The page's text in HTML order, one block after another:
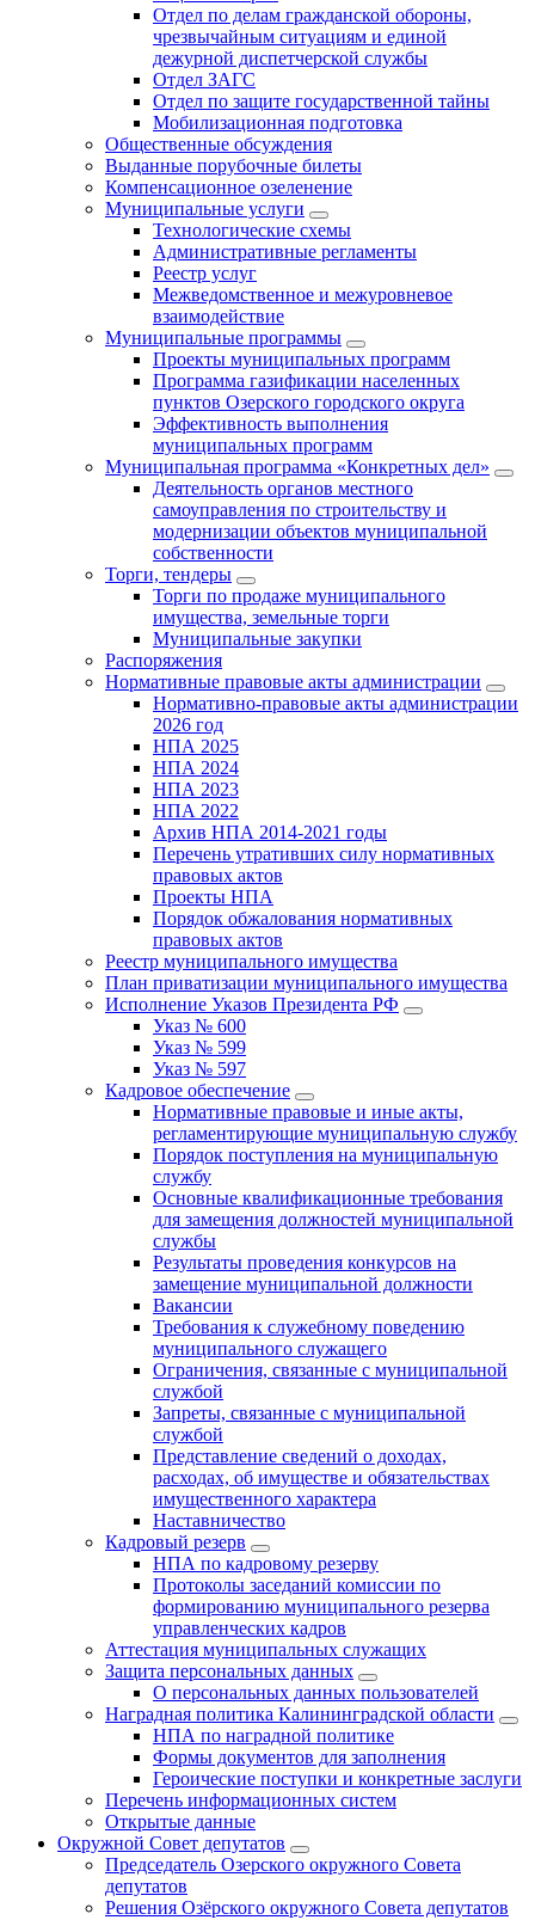
Отдел по делам гражданской обороны,
чрезвычайным ситуациям и единой
дежурной диспетчерской службы
Отдел ЗАГС
Отдел по защите государственной тайны
Мобилизационная подготовка
Общественные обсуждения
Выданные порубочные билеты
Компенсационное озеленение
Муниципальные услуги
Технологические схемы
Административные регламенты
Реестр услуг
Межведомственное и межуровневое
взаимодействие
Муниципальные программы
Проекты муниципальных программ
Программа газификации населенных
пунктов Озерского городского округа
Эффективность выполнения
муниципальных программ
Муниципальная программа «Конкретных дел»
Деятельность органов местного
самоуправления по строительству и
модернизации объектов муниципальной
собственности
Торги, тендеры
Торги по продаже муниципального
имущества, земельные торги
Муниципальные закупки
Распоряжения
Нормативные правовые акты администрации
Нормативно-правовые акты администрации
2026 год
НПА 2025
НПА 2024
НПА 2023
НПА 2022
Архив НПА 2014-2021 годы
Перечень утративших силу нормативных
правовых актов
Проекты НПА
Порядок обжалования нормативных
правовых актов
Реестр муниципального имущества
План приватизации муниципального имущества
Исполнение Указов Президента РФ
Указ № 600
Указ № 599
Указ № 597
Кадровое обеспечение
Нормативные правовые и иные акты,
регламентирующие муниципальную службу
Порядок поступления на муниципальную
службу
Основные квалификационные требования
для замещения должностей муниципальной
службы
Результаты проведения конкурсов на
замещение муниципальной должности
Вакансии
Требования к служебному поведению
муниципального служащего
Ограничения, связанные с муниципальной
службой
Запреты, связанные с муниципальной
службой
Представление сведений о доходах,
расходах, об имуществе и обязательствах
имущественного характера
Наставничество
Кадровый резерв
НПА по кадровому резерву
Протоколы заседаний комиссии по
формированию муниципального резерва
управленческих кадров
Аттестация муниципальных служащих
Защита персональных данных
О персональных данных пользователей
Наградная политика Калининградской области
НПА по наградной политике
Формы документов для заполнения
Героические поступки и конкретные заслуги
Перечень информационных систем
Открытые данные
Окружной Совет депутатов
Председатель Озерского окружного Совета
депутатов
Решения Озёрского окружного Совета депутатов